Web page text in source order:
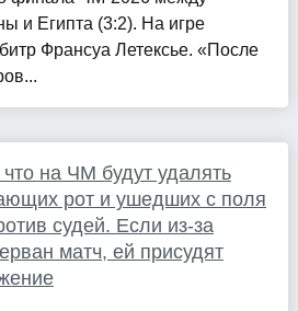
и Египта (3:2). На игре
Франсуа Летексье. «После
на ЧМ будут удалять
рот и ушедших с поля
судей. Если из-за
матч, ей присудят